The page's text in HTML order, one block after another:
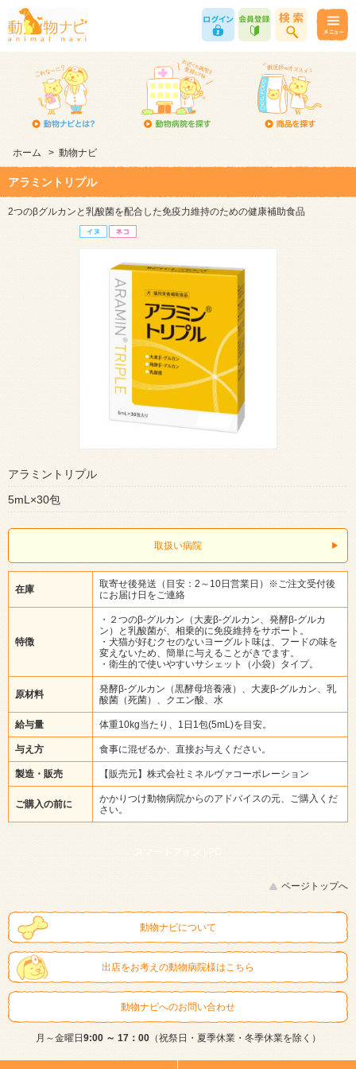
ホーム > 動物ナビ
アラミントリプル
2つのβグルカンと乳酸菌を配合した免疫力維持のための健康補助食品
アラミントリプル
5mL×30包
取扱い病院
在庫
取寄せ後発送（目安：2～10日営業日）※ご注文受付後
にお届け日をご連絡
特徴
・２つのβ-グルカン（大麦β‐グルカン、発酵β‐グルカ
ン）と乳酸菌が、相乗的に免疫維持をサポート。
・犬猫が好むクセのないヨーグルト味は、フードの味を
変えないため、簡単に与えることがきでます。
・衛生的で使いやすいサシェット（小袋）タイプ。
原材料
発酵β-グルカン（黒酵母培養液）、大麦β-グルカン、乳
酸菌（死菌）、クエン酸、水
給与量 体重10kg当たり、1日1包(5mL)を目安。
与え方 食事に混ぜるか、直接お与えください。
製造・販売 【販売元】株式会社ミネルヴァコーポレーション
ご購入の前に
かかりつけ動物病院からのアドバイスの元、ご購入くだ
さい。
スマートフォン |
ページトップへ
動物ナビについて
出店をお考えの動物病院様はこちら
動物ナビへのお問い合わせ
月～金曜日9:00 ～ 17：00（祝祭日・夏季休業・冬季休業を除く）